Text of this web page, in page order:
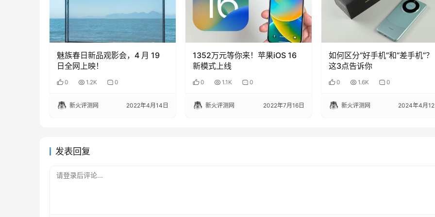
魅族春日新品观影会，4 月 19
日全网上映！
0 1.2K 0
新火评测网 2022年4月14日
1352万元等你来！苹果iOS 16
新模式上线
0 1.1K 0
新火评测网 2022年7月16日
如何区分“好手机”和“差手机”？
这3点告诉你
0 1.6K 0
新火评测网 2024年4月
发表回复
请登录后评论...